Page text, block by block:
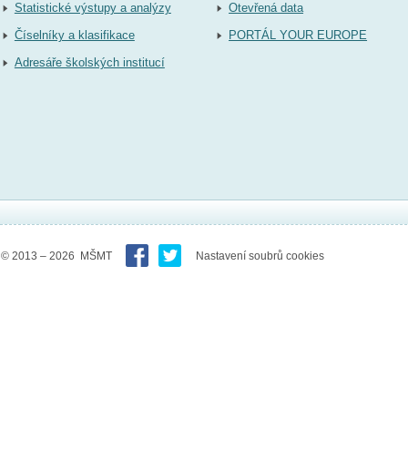
Statistické výstupy a analýzy
Číselníky a klasifikace
Adresáře školských institucí
Otevřená data
PORTÁL YOUR EUROPE
© 2013 – 2026 MŠMT Nastavení soubrů cookies